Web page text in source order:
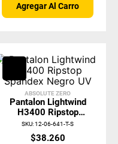
Agregar Al Carro
ABSOLUTE ZERO
Pantalon Lightwind
H3400 Ripstop
Spandex Negro UV
SKU:12-06-641-T-S
$38.260